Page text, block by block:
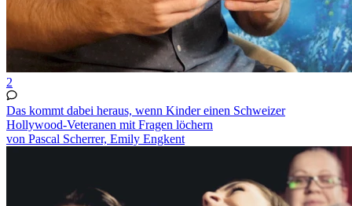
2
Das kommt dabei heraus, wenn Kinder einen Schweizer
Hollywood-Veteranen mit Fragen löchern
von Pascal Scherrer, Emily Engkent